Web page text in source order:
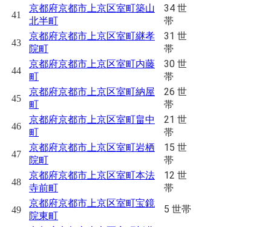
41
京都府京都市上京区室町築山
北半町
34 世
帯
43
京都府京都市上京区室町継孝
院町
31 世
帯
44
京都府京都市上京区室町内藤
町
30 世
帯
45
京都府京都市上京区室町納屋
町
26 世
帯
46
京都府京都市上京区室町畠中
町
21 世
帯
47
京都府京都市上京区室町岩栖
院町
15 世
帯
48
京都府京都市上京区室町本法
寺前町
12 世
帯
49
京都府京都市上京区室町宝鏡
院東町
5 世帯